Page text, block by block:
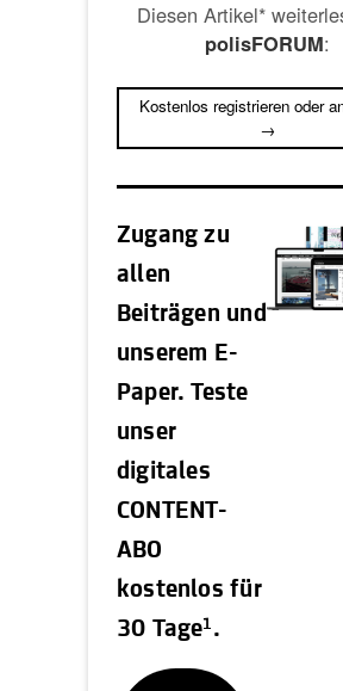
Diesen Artikel*
polisFORUM:
Kostenlos registrieren oder
→
Zugang zu
allen
Beiträgen und
unserem E-
Paper. Teste
unser
digitales
CONTENT-
ABO
kostenlos für
30 Tage1 .